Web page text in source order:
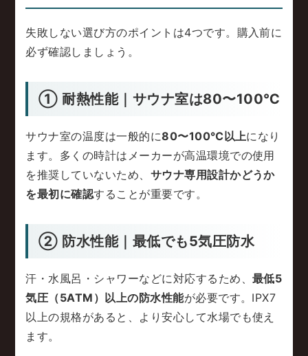
失敗しない選び方のポイントは4つです。購入前に
必ず確認しましょう。
① 耐熱性能｜サウナ室は80〜100℃
サウナ室の温度は一般的に80〜100℃以上になり
ます。多くの時計はメーカーが高温環境での使用
を推奨していないため、 サウナ専用設計かどうか
を最初に確認することが重要です。
② 防水性能｜最低でも5気圧防水
汗・水風呂・シャワーなどに対応するため、 最低5
気圧（5ATM）以上の防水性能が必要です。IPX7
以上の規格があると、より安心して水場でも使え
ます。